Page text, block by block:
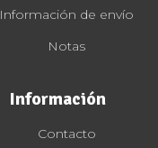
Información de envío
Notas
Información
Contacto